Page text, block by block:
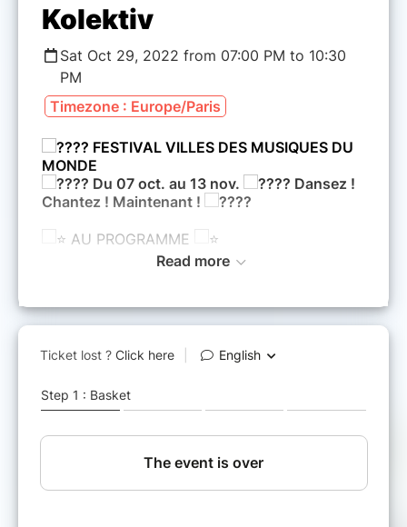
Kolektiv
Sat Oct 29, 2022 from 07:00 PM to 10:30
PM
Timezone : Europe/Paris
FESTIVAL VILLES DES MUSIQUES DU
MONDE
Du 07 oct. au 13 nov.
Dansez !
Chantez ! Maintenant !
AU PROGRAMME
commente le quotidien de sa communauté en
rencontre magique avec le producteur
électronique suisse Flex Fab souligne l’aspect
appartient.
Read more